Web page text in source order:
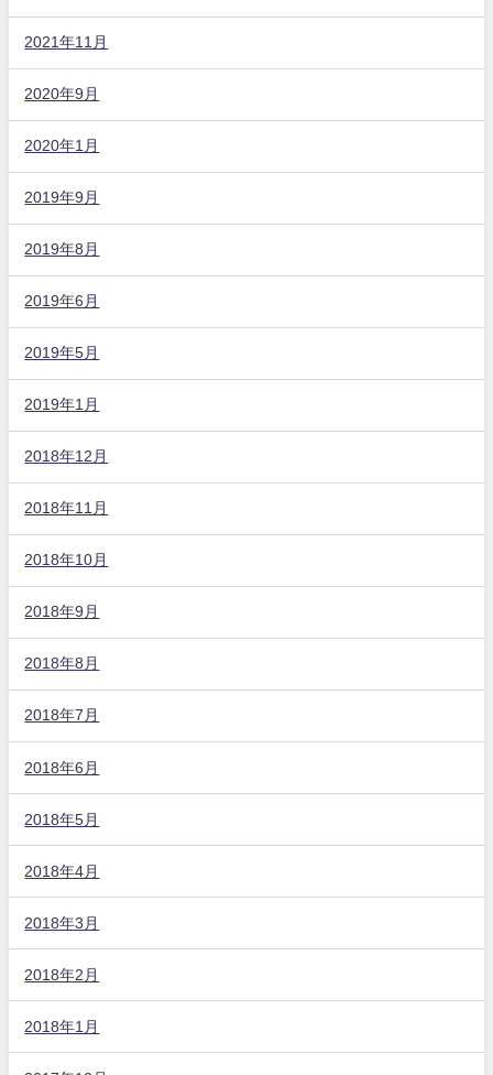
2021年11月
2020年9月
2020年1月
2019年9月
2019年8月
2019年6月
2019年5月
2019年1月
2018年12月
2018年11月
2018年10月
2018年9月
2018年8月
2018年7月
2018年6月
2018年5月
2018年4月
2018年3月
2018年2月
2018年1月